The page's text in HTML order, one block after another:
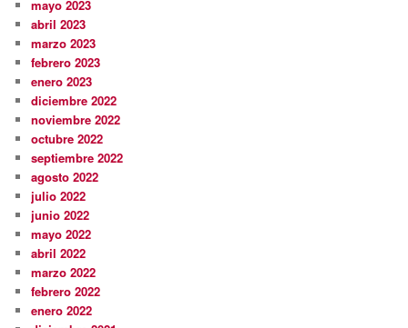
mayo 2023
abril 2023
marzo 2023
febrero 2023
enero 2023
diciembre 2022
noviembre 2022
octubre 2022
septiembre 2022
agosto 2022
julio 2022
junio 2022
mayo 2022
abril 2022
marzo 2022
febrero 2022
enero 2022